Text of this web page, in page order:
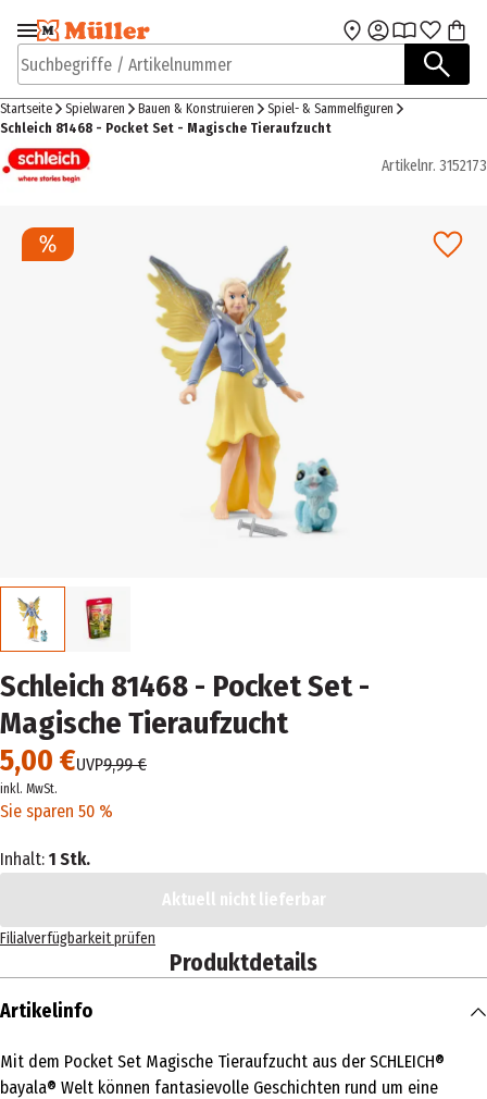
Zur Navigation
springen
Zum Hauptinhalt
Suchbegriffe / Artikelnummer
Startseite Spielwaren Bauen & Konstruieren
Spiel- & Sammelfiguren
Schleich 81468 - Pocket Set - Magische Tieraufzucht
Artikelnr. 3152173
Schleich 81468 - Pocket Set -
Magische Tieraufzucht
5,00 €UVP9,99 €
inkl. MwSt.
Sie sparen 50 %
Inhalt: 1 Stk.
Aktuell nicht lieferbar
Filialverfügbarkeit prüfen
Produktdetails
Artikelinfo
Mit dem Pocket Set Magische Tieraufzucht aus der SCHLEICH®
bayala® Welt können fantasievolle Geschichten rund um eine